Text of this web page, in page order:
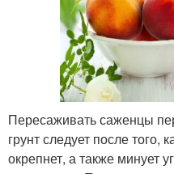
Пересаживать саженцы
грунт следует после того,
окрепнет, а также минует